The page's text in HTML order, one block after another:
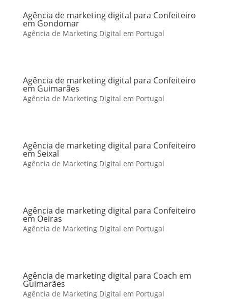
Agência de marketing digital para Confeiteiro
em Gondomar
Agência de Marketing Digital em Portugal
Agência de marketing digital para Confeiteiro
em Guimarães
Agência de Marketing Digital em Portugal
Agência de marketing digital para Confeiteiro
em Seixal
Agência de Marketing Digital em Portugal
Agência de marketing digital para Confeiteiro
em Oeiras
Agência de Marketing Digital em Portugal
Agência de marketing digital para Coach em
Guimarães
Agência de Marketing Digital em Portugal